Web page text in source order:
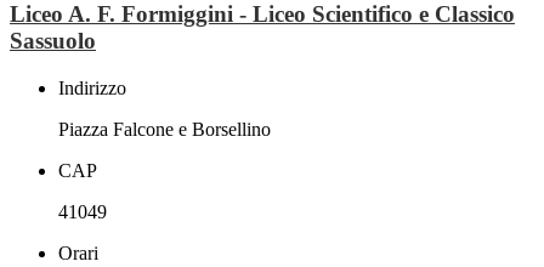
Liceo A. F. Formiggini - Liceo Scientifico e Classico
Sassuolo
Indirizzo
Piazza Falcone e Borsellino
CAP
41049
Orari